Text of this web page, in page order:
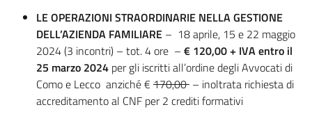
LE OPERAZIONI STRAORDINARIE NELLA GESTIONE
DELL’AZIENDA FAMILIARE – 18 aprile, 15 e 22 maggio
2024 (3 incontri) – tot. 4 ore – € 120,00 + IVA entro il
25 marzo 2024 per gli iscritti all’ordine degli Avvocati di
Como e Lecco anziché €170,00 – inoltrata richiesta di
accreditamento al CNF per 2 crediti formativi